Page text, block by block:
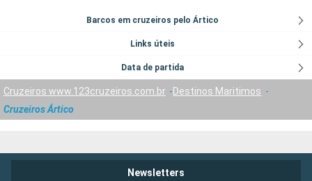
Barcos em cruzeiros pelo Ártico
Links úteis
Data de partida
Cruzeiros www.123cruzeiros.com.br
Destinos Maritimos
Cruzeiros Ártico
Newsletters